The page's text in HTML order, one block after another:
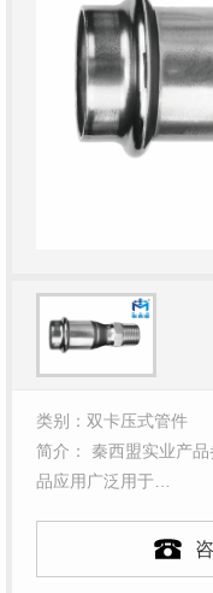
类别：双卡压式管件
简介： 秦西盟实业产
品应用广泛用于…